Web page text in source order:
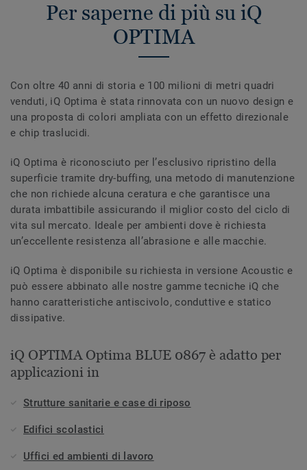
Per saperne di più su iQ
OPTIMA
Con oltre 40 anni di storia e 100 milioni di metri quadri
venduti, iQ Optima è stata rinnovata con un nuovo design e
una proposta di colori ampliata con un effetto direzionale
e chip traslucidi.
iQ Optima è riconosciuto per l’esclusivo ripristino della
superficie tramite dry-buffing, una metodo di manutenzione
che non richiede alcuna ceratura e che garantisce una
durata imbattibile assicurando il miglior costo del ciclo di
vita sul mercato. Ideale per ambienti dove è richiesta
un’eccellente resistenza all’abrasione e alle macchie.
iQ Optima è disponibile su richiesta in versione Acoustic e
può essere abbinato alle nostre gamme tecniche iQ che
hanno caratteristiche antiscivolo, conduttive e statico
dissipative.
iQ OPTIMA Optima BLUE 0867 è adatto per
applicazioni in
Strutture sanitarie e case di riposo
Edifici scolastici
Uffici ed ambienti di lavoro